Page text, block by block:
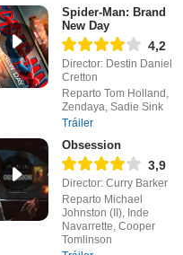
Spider-Man: Brand
New Day
4,2
Director: Destin Daniel
Cretton
Reparto Tom Holland,
Zendaya, Sadie Sink
Tráiler
Obsession
3,9
Director: Curry Barker
Reparto Michael
Johnston (II), Inde
Navarrette, Cooper
Tomlinson